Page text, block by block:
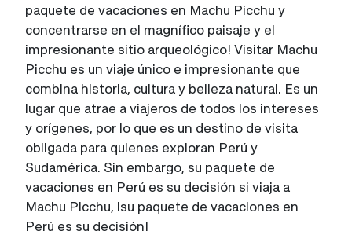
paquete de vacaciones en Machu Picchu y
concentrarse en el magnífico paisaje y el
impresionante sitio arqueológico! Visitar Machu
Picchu es un viaje único e impresionante que
combina historia, cultura y belleza natural. Es un
lugar que atrae a viajeros de todos los intereses
y orígenes, por lo que es un destino de visita
obligada para quienes exploran Perú y
Sudamérica. Sin embargo, su paquete de
vacaciones en Perú es su decisión si viaja a
Machu Picchu, ¡su paquete de vacaciones en
Perú es su decisión!